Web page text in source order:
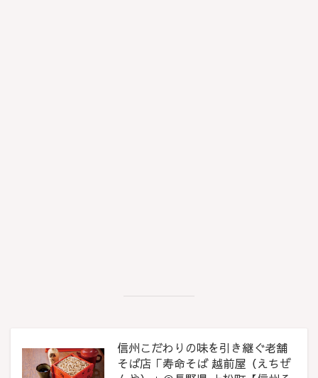
信州こだわりの味を引き継ぐ老舗
そば店「寿命そば 越前屋（えちぜ